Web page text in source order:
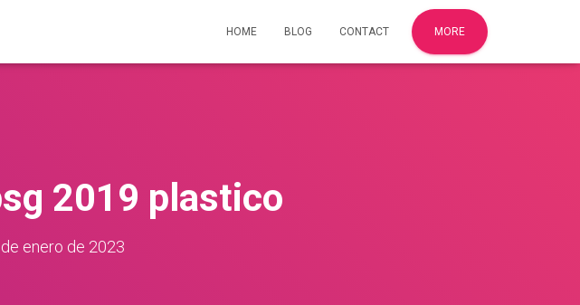
HOME BLOG CONTACT MORE
2019 plastico
enero de 2023